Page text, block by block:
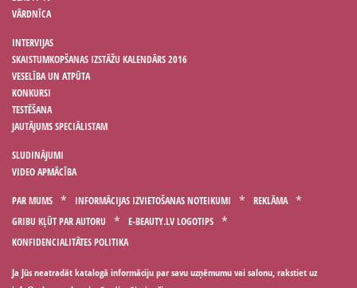
VĀRDNĪCA
INTERVIJAS
SKAISTUMKOPŠANAS IZSTĀŽU KALENDĀRS 2016
VESELĪBA UN ATPŪTA
KONKURSI
TESTĒŠANA
JAUTĀJUMS SPECIĀLISTAM
SLUDINĀJUMI
VIDEO APMĀCĪBA
PAR MUMS INFORMĀCIJAS IZVIETOŠANAS NOTEIKUMI
REKLĀMA
GRIBU KĻŪT PAR AUTORU
E-BEAUTY.LV LOGOTIPS
KONFIDENCIALITĀTES POLITIKA
Ja Jūs neatradāt katalogā informāciju par savu uzņēmumu vai salonu, rakstiet uz